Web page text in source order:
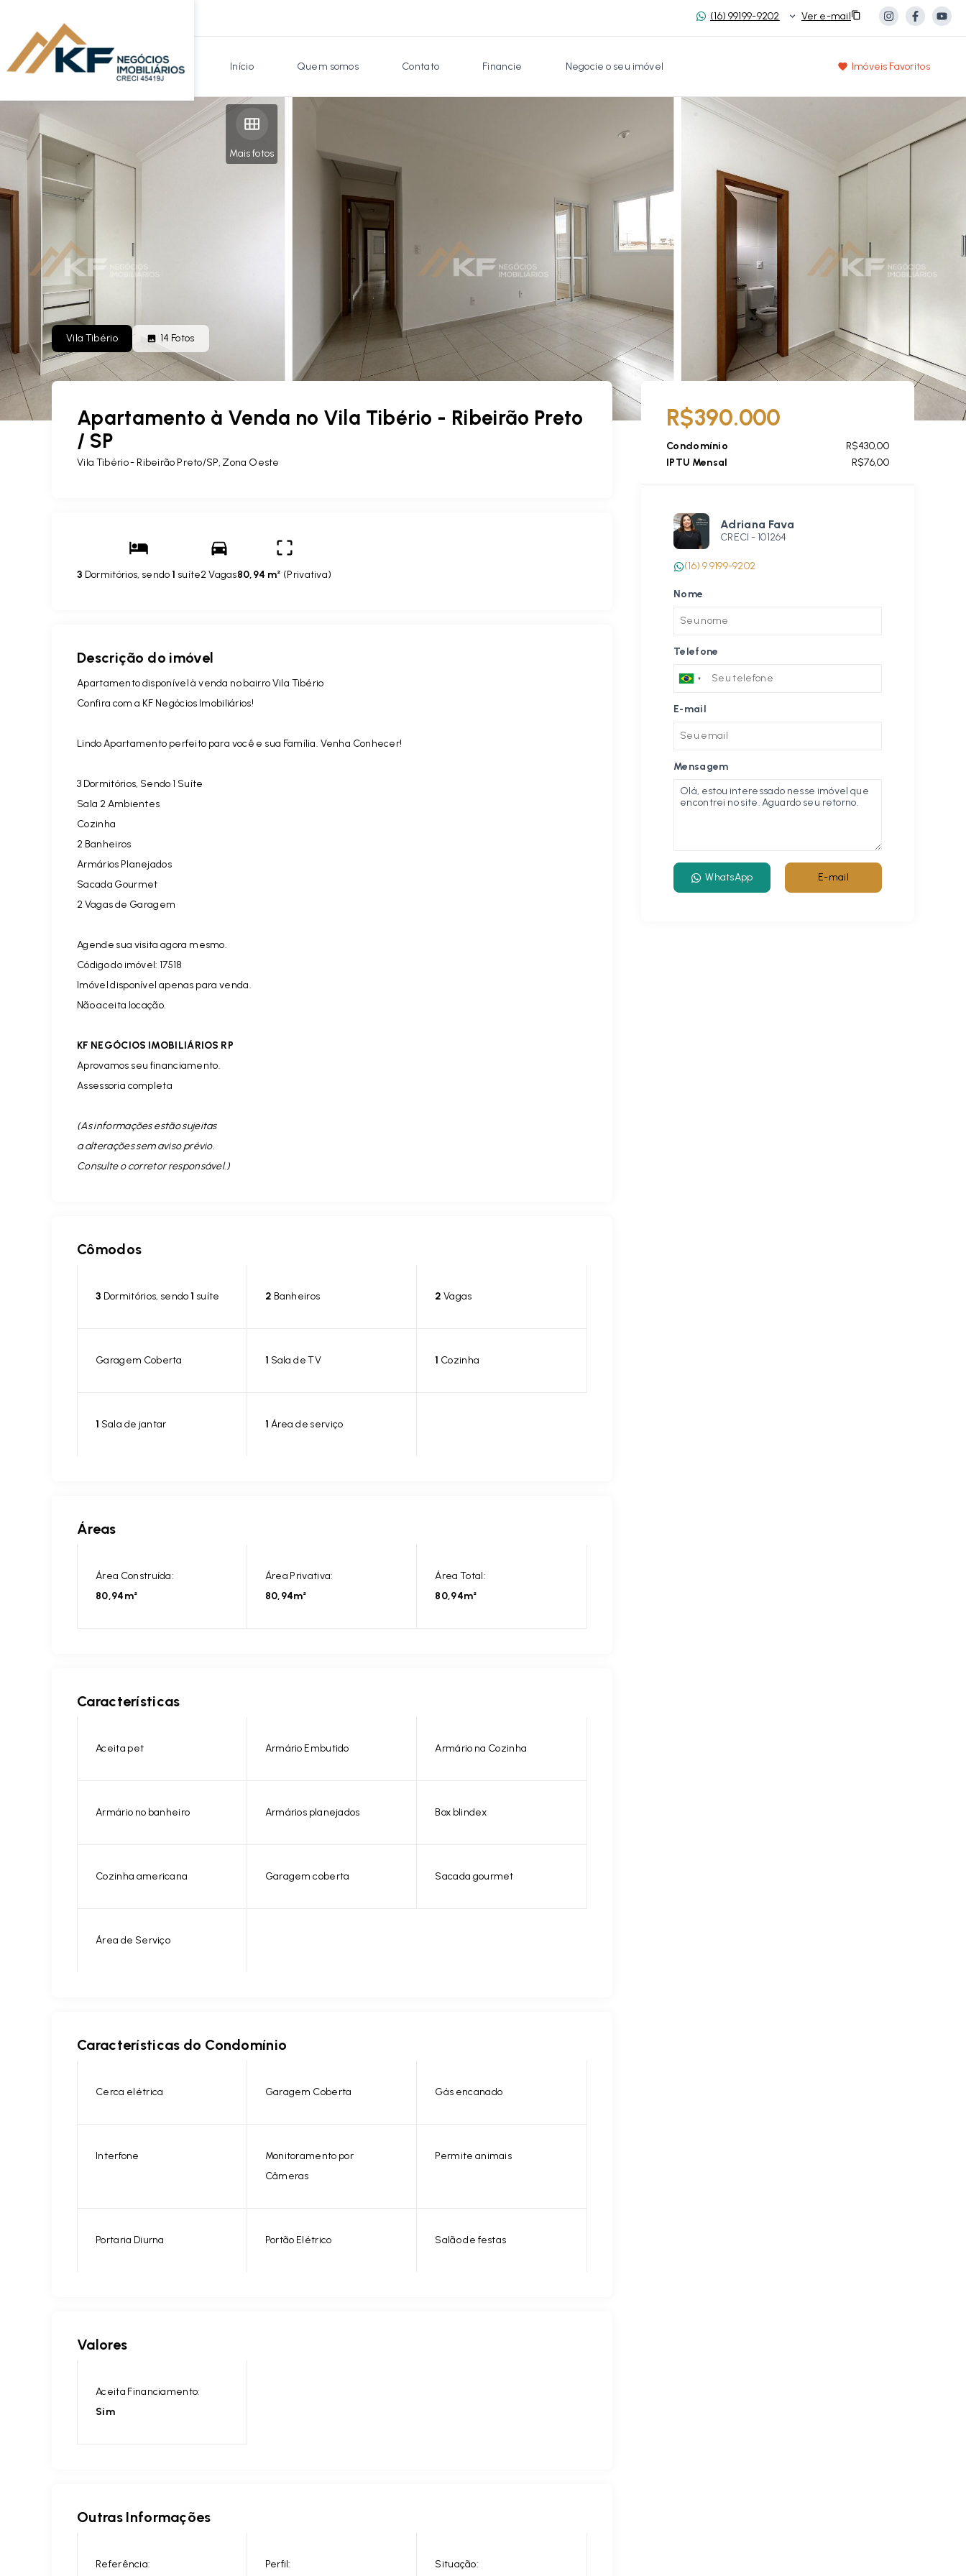
(16) 99199-9202 Ver e-mail
Início Quem somos Contato Financie Negocie o seu imóvel Imóveis Favoritos
Mais fotos
Vila Tibério 14 Fotos
Apartamento à Venda no Vila Tibério - Ribeirão Preto
/ SP
Vila Tibério - Ribeirão Preto/SP, Zona Oeste
3 Dormitórios, sendo1 suíte2 Vagas80,94 m² (Privativa)
Descrição do imóvel
Apartamento disponível à venda no bairro Vila Tibério
Confira com a KF Negócios Imobiliários!
Lindo Apartamento perfeito para você e sua Família. Venha Conhecer!
3 Dormitórios, Sendo 1 Suíte
Sala 2 Ambientes
Cozinha
2 Banheiros
Armários Planejados
Sacada Gourmet
2 Vagas de Garagem
Agende sua visita agora mesmo.
Código do imóvel: 17518
Imóvel disponível apenas para venda.
Não aceita locação.
KF NEGÓCIOS IMOBILIÁRIOS RP
Aprovamos seu financiamento.
Assessoria completa
(As informações estão sujeitas
a alterações sem aviso prévio.
Consulte o corretor responsável. )
Cômodos
3 Dormitórios, sendo1 suíte 2 Banheiros 2 Vagas
Garagem Coberta 1 Sala de TV 1 Cozinha
1 Sala de jantar 1 Área de serviço
Áreas
Área Construída:
80,94m²
Área Privativa:
80,94m²
Área Total:
80,94m²
Características
Aceita pet Armário Embutido Armário na Cozinha
Armário no banheiro Armários planejados Box blindex
Cozinha americana Garagem coberta Sacada gourmet
Área de Serviço
Características do Condomínio
Cerca elétrica Garagem Coberta Gás encanado
Interfone
Monitoramento por
Câmeras
Permite animais
Portaria Diurna Portão Elétrico Salão de festas
Valores
Aceita Financiamento:
Sim
Outras Informações
Referência: Perfil: Situação:
R$390.000
Condomínio
R$430,00
IPTU Mensal
R$76,00
Adriana Fava
CRECI - 101264
(16) 9 9199-9202
Nome
Telefone
E-mail
Mensagem
WhatsApp E-mail